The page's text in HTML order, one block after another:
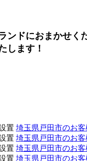
ンドにおまかせく
します！
置 埼玉県戸田市のお客
置 埼玉県戸田市のお客
置 埼玉県戸田市のお客
置 埼玉県戸田市のお客